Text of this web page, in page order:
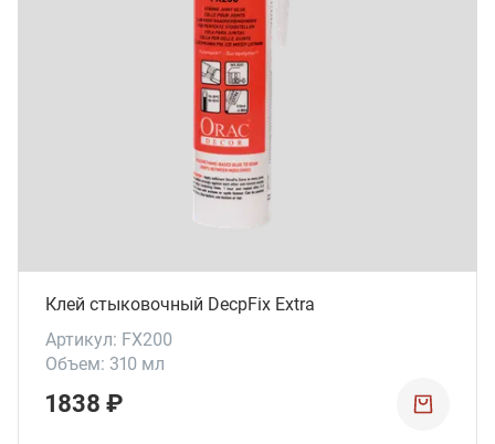
Клей стыковочный DecpFix Extra
Артикул: FX200
Объем: 310 мл
1838 ₽